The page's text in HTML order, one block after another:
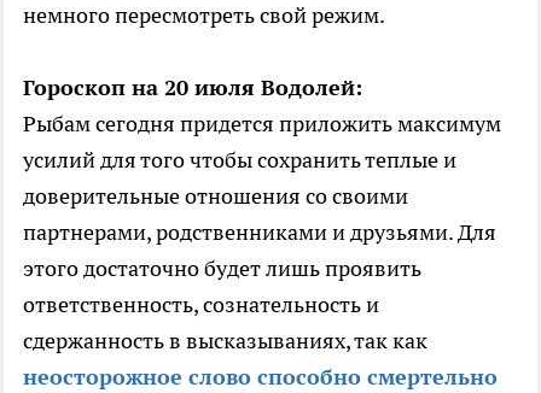
немного пересмотреть свой режим.
Гороскоп на 20 июля Водолей:
Рыбам сегодня придется приложить максимум
усилий для того чтобы сохранить теплые и
доверительные отношения со своими
партнерами, родственниками и друзьями. Для
этого достаточно будет лишь проявить
ответственность, сознательность и
сдержанность в высказываниях, так как
неосторожное слово способно смертельно